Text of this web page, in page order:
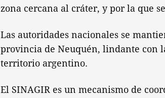
zona cercana al cráter, y por la que
Las autoridades nacionales se
provincia de Neuquén, lindante con
territorio argentino.
El SINAGIR es un mecanismo de